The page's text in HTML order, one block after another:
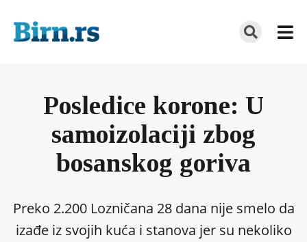
Posledice korone: U
samoizolaciji zbog
bosanskog goriva
Preko 2.200 Lozničana 28 dana nije smelo da
izađe iz svojih kuća i stanova jer su nekoliko